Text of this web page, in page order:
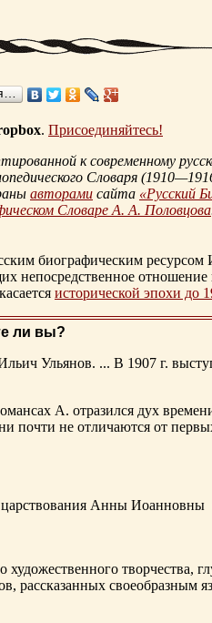
. Присоединяйтесь!
к современному
Словаря (
авторами сайта «Русский
Словаре А. А. Половцова
биографическим ресурсом
непосредственное отношение
исторической эпохи до
ли вы?
Ульянов. ... В 1907 г.
А. отразился дух
почти не отличаются от
Анны
творчества,
рассказанных